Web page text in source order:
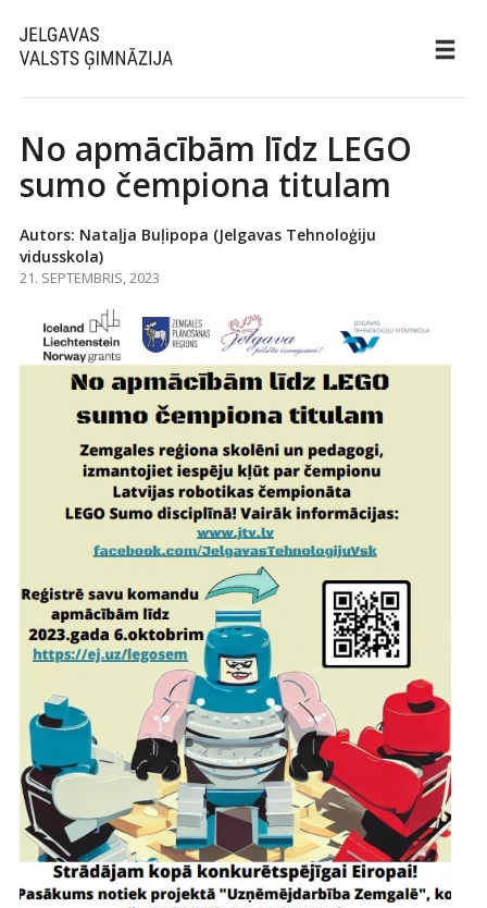
No apmācībām līdz LEGO
sumo čempiona titulam
Autors: Nataļja Buļipopa (Jelgavas Tehnoloģiju
vidusskola)
21. SEPTEMBRIS, 2023